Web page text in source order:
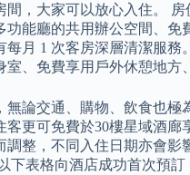
間，大家可以放心入住。
功能廳的共用辦公空間、
每月 1 次客房深層清潔服
、免費享用戶外休憩地方
無論交通、購物、飲食也
更可免費於30樓星域酒廊
調整，不同入住日期亦會
下表格向酒店成功首次預